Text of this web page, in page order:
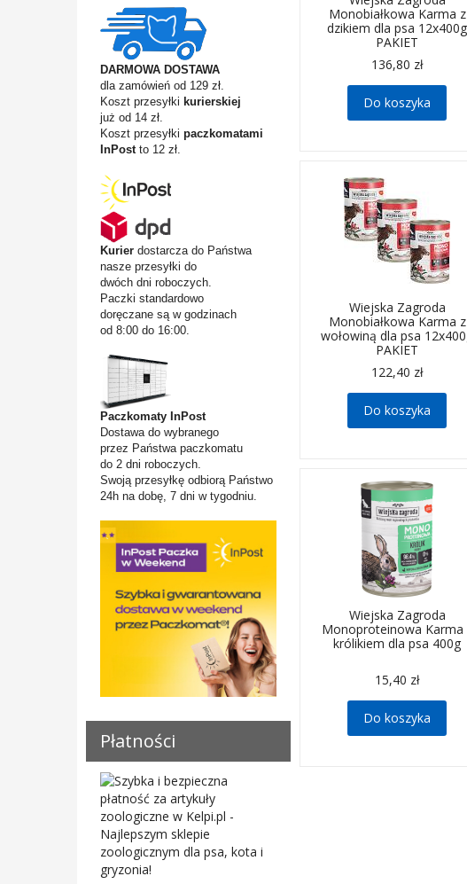
Monobiałkowa Karma z
dzikiem dla psa 12x400g
PAKIET
136,80 zł
Do koszyka
Wiejska Zagroda
Monobiałkowa Karma z
wołowiną dla psa
PAKIET
122,40 zł
Do koszyka
Wiejska Zagroda
Monoproteinowa Karma
królikiem dla psa 400g
15,40 zł
Do koszyka
DARMOWA DOSTAWA
dla zamówień od 129 zł.
Koszt przesyłki kurierskiej
już od 14 zł.
Koszt przesyłki paczkomatami
InPost to 12 zł.
Kurier dostarcza do Państwa
nasze przesyłki do
dwóch dni roboczych.
Paczki standardowo
doręczane są w godzinach
od 8:00 do 16:00.
Paczkomaty InPost
Dostawa do wybranego
przez Państwa paczkomatu
do 2 dni roboczych.
Swoją przesyłkę odbiorą Państwo
24h na dobę, 7 dni w tygodniu.
Płatności